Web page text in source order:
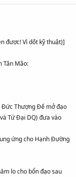
được! Vì dốt kỹ thuật)]
Tân Mão:
Đức Thượng Đế mở đạo
Tứ Đại DQ) đưa vào
ứng cho Hạnh Đường
lo cho bổn đạo sau